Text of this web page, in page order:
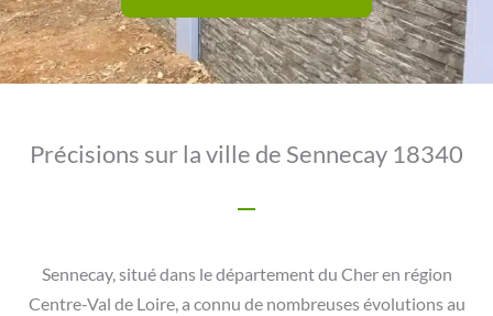
Précisions sur la ville de Sennecay 18340
Sennecay, situé dans le département du Cher en région
Centre-Val de Loire, a connu de nombreuses évolutions au